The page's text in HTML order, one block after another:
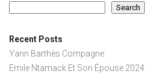
Search
Recent Posts
Yann Barthès Compagne
Emile Ntamack Et Son Épouse 2024